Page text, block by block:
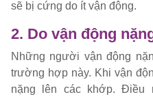
sẽ bị cứng do ít vận động.
2. Do vận động
Những người vận động
trường hợp này. Khi vận
nặng lên các khớp. Điều